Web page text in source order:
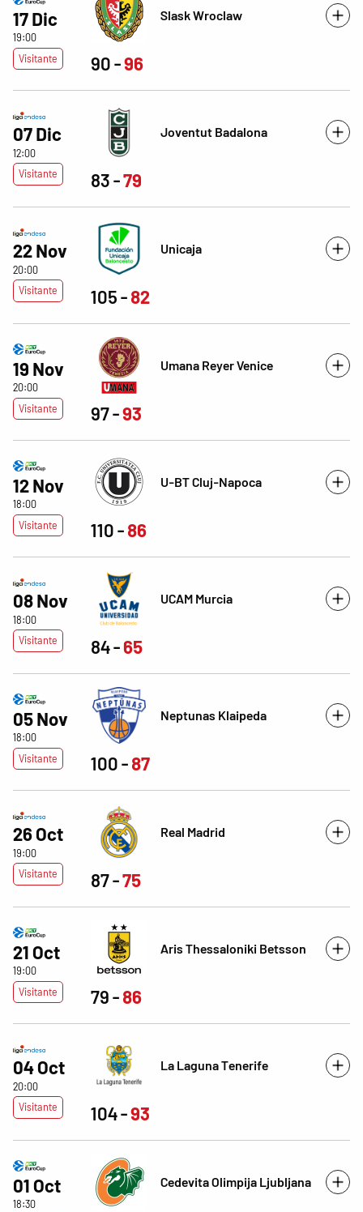
17 Dic
19:00
Visitante
Slask Wroclaw
90 96
07 Dic
12:00
Visitante
Joventut Badalona
83 79
22 Nov
20:00
Visitante
Unicaja
105 82
19 Nov
20:00
Visitante
Umana Reyer Venice
97 93
12 Nov
18:00
Visitante
U-BT Cluj-Napoca
110 86
08 Nov
18:00
Visitante
UCAM Murcia
84 65
05 Nov
18:00
Visitante
Neptunas Klaipeda
100 87
26 Oct
19:00
Visitante
Real Madrid
87 75
21 Oct
19:00
Visitante
Aris Thessaloniki Betsson
79 86
04 Oct
20:00
Visitante
La Laguna Tenerife
104 93
01 Oct
18:30
Cedevita Olimpija Ljubljana